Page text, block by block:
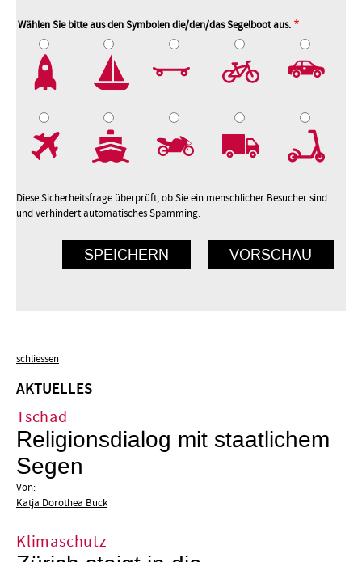
Wählen Sie bitte aus den Symbolen die/den/das Segelboot aus.
Diese Sicherheitsfrage überprüft, ob Sie ein menschlicher Besucher sind
und verhindert automatisches Spamming.
schliessen
AKTUELLES
Tschad
Religionsdialog mit staatlichem
Segen
Von:
Katja Dorothea Buck
Klimaschutz